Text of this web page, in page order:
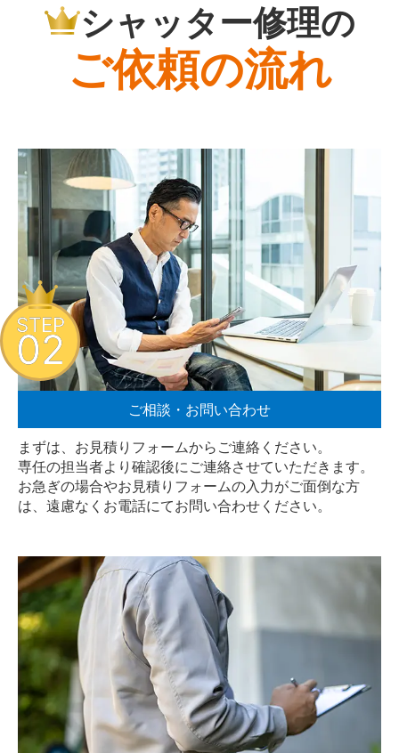
シャッター修理の
ご依頼の流れ
ご相談・お問い合わせ
まずは、お見積りフォームからご連絡ください。
専任の担当者より確認後にご連絡させていただきます。
お急ぎの場合やお見積りフォームの入力がご面倒な方
は、遠慮なく お電話にてお問い合わせください。
STEP
02